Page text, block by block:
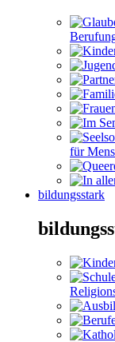
für
bildungsstark